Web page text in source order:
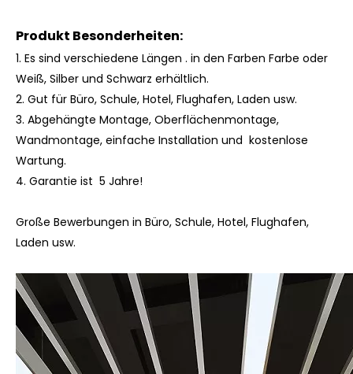
Produkt Besonderheiten:
1. Es sind verschiedene Längen . in den Farben Farbe oder
Weiß, Silber und Schwarz erhältlich.
2. Gut für Büro, Schule, Hotel, Flughafen, Laden usw.
3. Abgehängte Montage, Oberflächenmontage,
Wandmontage, einfache Installation und kostenlose
Wartung.
4. Garantie ist 5 Jahre!
Große Bewerbungen in Büro, Schule, Hotel, Flughafen,
Laden usw.